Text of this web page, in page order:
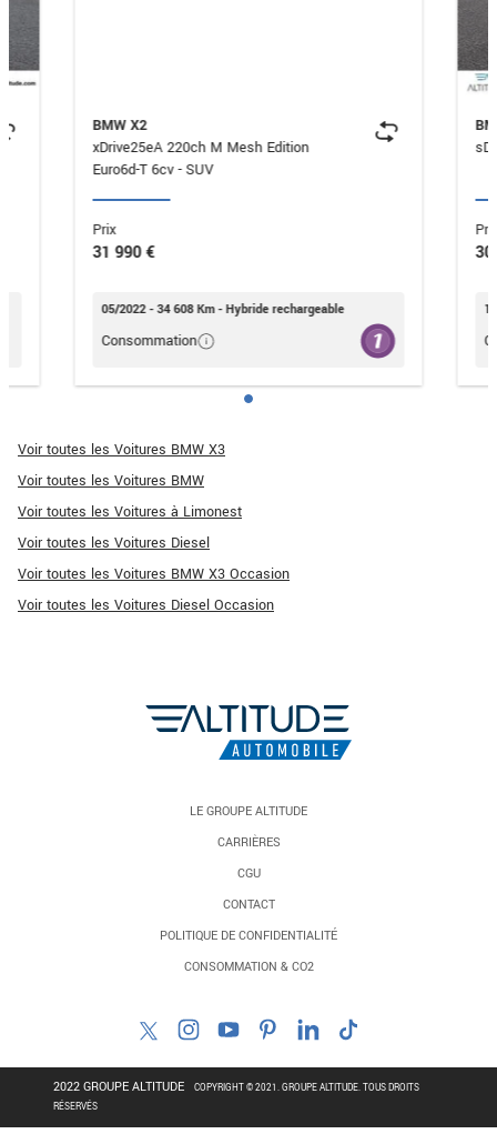
BMW X2
xDrive25eA 220ch M Mesh Edition
Euro6d-T 6cv - SUV
Prix
31 990 €
05/2022 - 34 608 Km - Hybride rechargeable
Consommation
30
Voir toutes les Voitures BMW X3
Voir toutes les Voitures BMW
Voir toutes les Voitures à Limonest
Voir toutes les Voitures Diesel
Voir toutes les Voitures BMW X3 Occasion
Voir toutes les Voitures Diesel Occasion
LE GROUPE ALTITUDE
CARRIÈRES
CGU
CONTACT
POLITIQUE DE CONFIDENTIALITÉ
CONSOMMATION & CO2
2022 GROUPE ALTITUDE
COPYRIGHT © 2021. GROUPE ALTITUDE. TOUS DROITS
RÉSERVÉS